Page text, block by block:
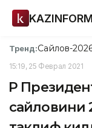
KAZINFORM
Тренд:Сайлов-
15:19, 25 Феврал 2021
ҚР
сайловини